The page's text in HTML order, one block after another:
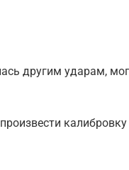
другим ударам,